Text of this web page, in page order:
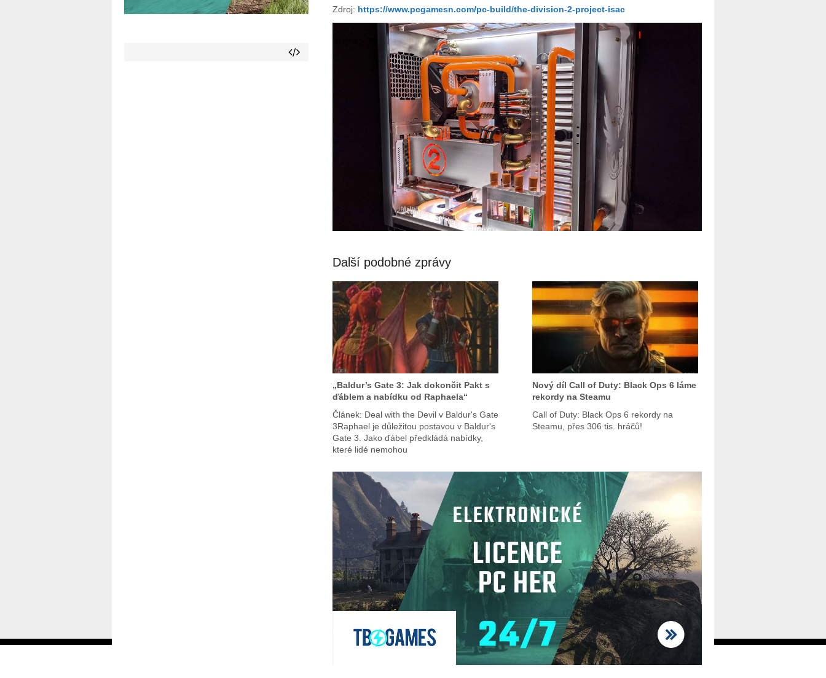
Zdroj: https://www.pcgamesn.com/pc-build/the-division-2-project-isac
Další podobné zprávy
„Baldur’s Gate 3: Jak dokončit Pakt s
ďáblem a nabídku od Raphaela“
Článek: Deal with the Devil v Baldur's Gate
3Raphael je důležitou postavou v Baldur's
Gate 3. Jako ďábel předkládá nabídky,
které lidé nemohou
Nový díl Call of Duty: Black Ops 6 láme
rekordy na Steamu
Call of Duty: Black Ops 6 rekordy na
Steamu, přes 306 tis. hráčů!